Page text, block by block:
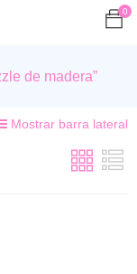
0
de madera”
Mostrar barra lateral